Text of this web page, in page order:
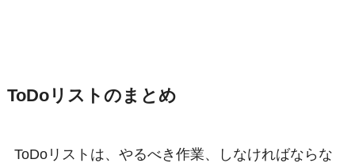
ToDoリストのまとめ
ToDoリストは、やるべき作業、しなければならな